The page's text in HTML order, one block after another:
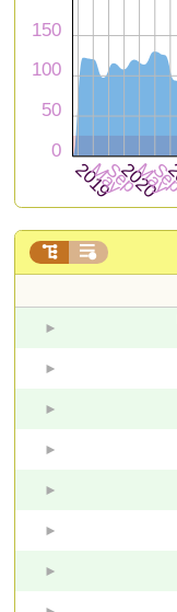
 